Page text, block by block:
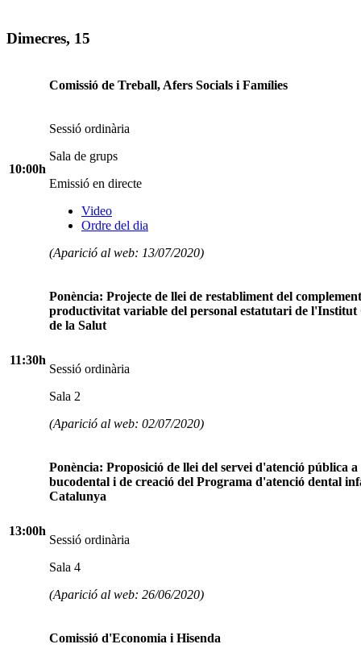
Dimecres, 15
10:00h
Comissió de Treball, Afers Socials i Famílies
Sessió ordinària
Sala de grups
Emissió en directe
Video
Ordre del dia
(Aparició al web: 13/07/2020)
11:30h
Ponència: Projecte de llei de restabliment del
productivitat variable del personal estatutari de l'Institut
de la Salut
Sessió ordinària
Sala 2
(Aparició al web: 02/07/2020)
13:00h
Ponència: Proposició de llei del servei d'atenció pública a
bucodental i de creació del Programa d'atenció dental
Catalunya
Sessió ordinària
Sala 4
(Aparició al web: 26/06/2020)
Comissió d'Economia i Hisenda